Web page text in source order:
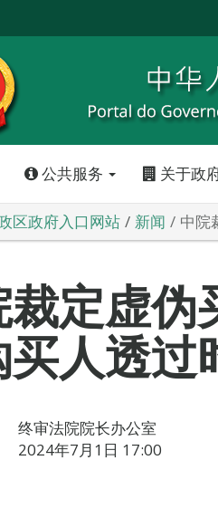
公共服务 关于政
区政府入口网站 新闻 中院
裁定虚伪
人透过
终审法院院长办公室
2024年7月1日 17:00